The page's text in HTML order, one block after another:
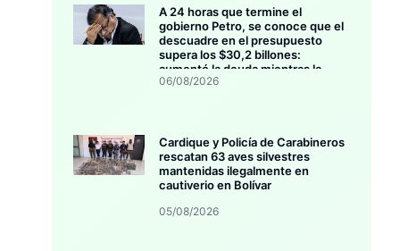
A 24 horas que termine el
gobierno Petro, se conoce que el
descuadre en el presupuesto
supera los $30,2 billones:
aumentó la deuda mientras la
inversión se estanca
06/08/2026
Cardique y Policía de Carabineros
rescatan 63 aves silvestres
mantenidas ilegalmente en
cautiverio en Bolívar
05/08/2026